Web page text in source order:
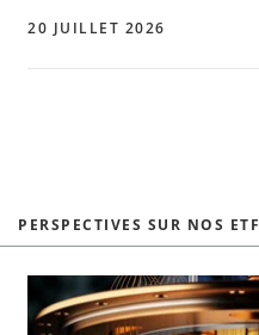
20 JUILLET 2026
PERSPECTIVES SUR NOS ETF